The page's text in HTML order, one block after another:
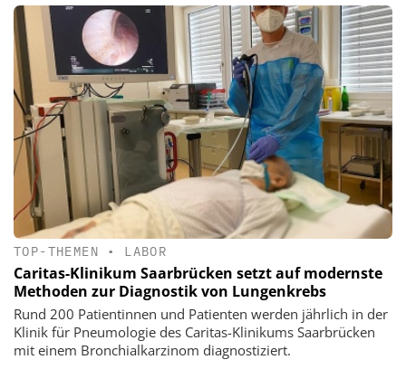
TOP-THEMEN • LABOR
Caritas-Klinikum Saarbrücken setzt auf modernste
Methoden zur Diagnostik von Lungenkrebs
Rund 200 Patientinnen und Patienten werden jährlich in der
Klinik für Pneumologie des Caritas-Klinikums Saarbrücken
mit einem Bronchialkarzinom diagnostiziert.